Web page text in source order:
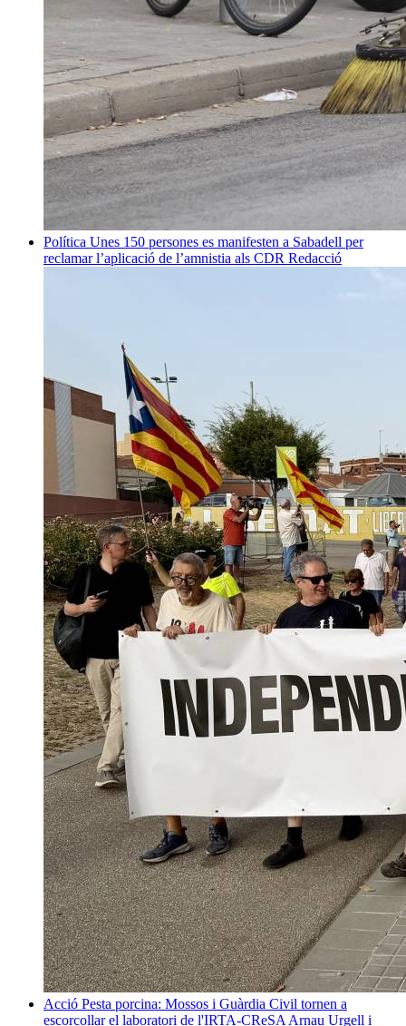
Política Unes 150 persones es manifesten a Sabadell per
reclamar l’aplicació de l’amnistia als CDR Redacció
Acció Pesta porcina: Mossos i Guàrdia Civil tornen a
escorcollar el laboratori de l'IRTA-CReSA Arnau Urgell i